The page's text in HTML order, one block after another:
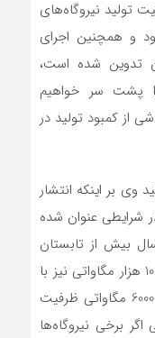
تولید نیروگاه‌های
و همچنین اجرای
تدوین شده است،
پشت سر خواهیم
از کمبود تولید در
بر اینکه انتشار
شرایطی عنوان شده
بیش از تابستان
سال گذشته است و رسیدن به ناترازی 10 هزار مگاواتی نیز با
فرض تحقق 100 درصدی برنامه افزایش 6000 مگاواتی ظرفیت
برخی نیروگاه‌ها